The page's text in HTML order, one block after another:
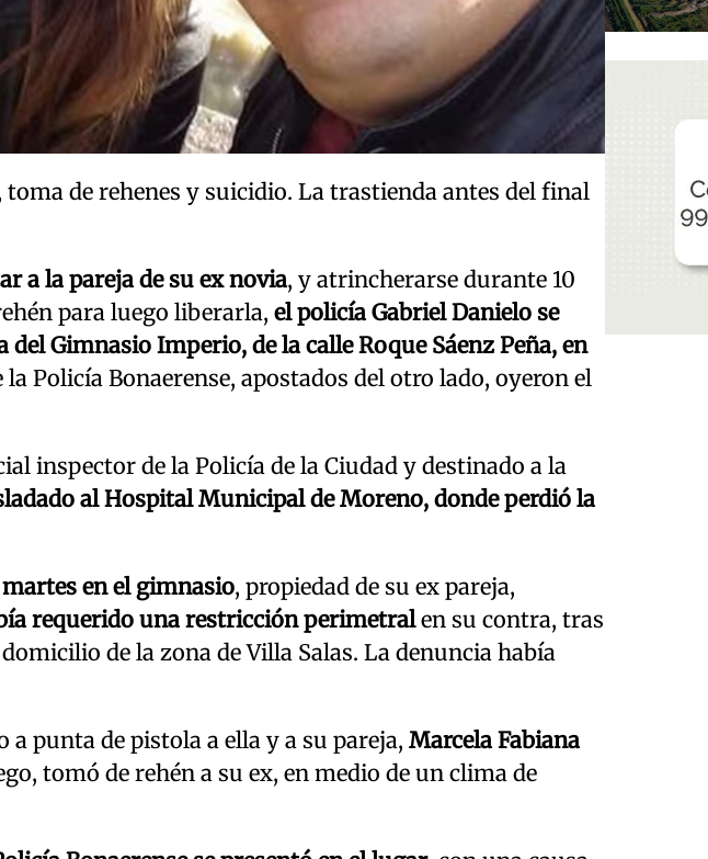
de rehenes y suicidio. La trastienda antes del final
a la pareja de su ex novia, y atrincherarse durante 10
para luego liberarla, el policía Gabriel Danielo se
Gimnasio Imperio, de la calle Roque Sáenz Peña, en
la Policía Bonaerense, apostados del otro lado, oyeron el
inspector de la Policía de la Ciudad y destinado a la
al Hospital Municipal de Moreno, donde perdió la
martes en el gimnasio, propiedad de su ex pareja,
requerido una restricción perimetralen su contra, tras
de la zona de Villa Salas. La denuncia había
punta de pistola a ella y a su pareja, Marcela Fabiana
tomó de rehén a su ex, en medio de un clima de